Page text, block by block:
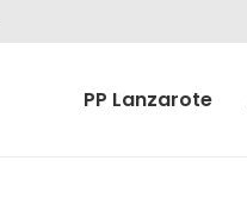
PP Lanzarote